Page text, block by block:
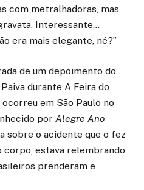
com metralhadoras, mas
Interessante…
era mais elegante, né?”
de um depoimento do
durante A Feira do
em São Paulo no
por Alegre Ano
sobre o acidente que o fez
estava relembrando
prenderam e